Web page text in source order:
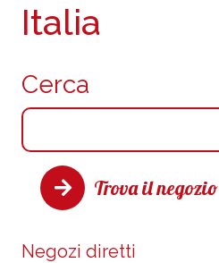
Cerca
Trova il negozio
Italia
Negozi diretti